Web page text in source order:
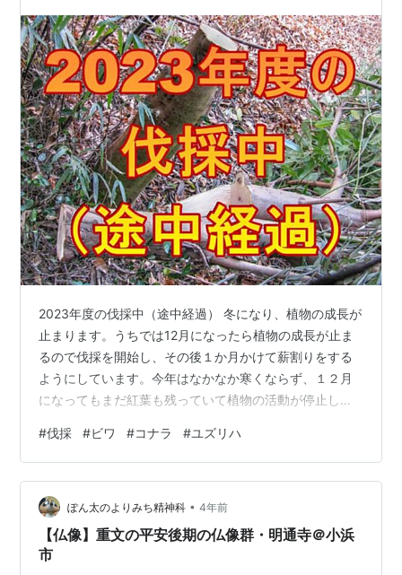
2023年度の伐採中（途中経過） 冬になり、植物の成長が
止まります。うちでは12月になったら植物の成長が止ま
るので伐採を開始し、その後１か月かけて薪割りをする
ようにしています。今年はなかなか寒くならず、１２月
になってもまだ紅葉も残っていて植物の活動が停止した
でもビワは冬に開花します。すでに開花が始まり当面活
動しているようなので、多少遅らせても変わりないと判
断して、まずビワから伐採することにしました。 基本方
針 チェンソーは使わず、ノコギリで伐採するので、太く
なりすぎる前に伐採します。目安は切りたい部分の太さ
（直径）で30cmくらいが上限でしょう…
#伐採 #ビワ #コナラ #ユズリハ
ぽん太のよりみち精神科 • 4年前
【仏像】重文の平安後期の仏像群・明通寺＠小浜
市